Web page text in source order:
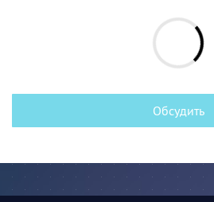
Обсудить